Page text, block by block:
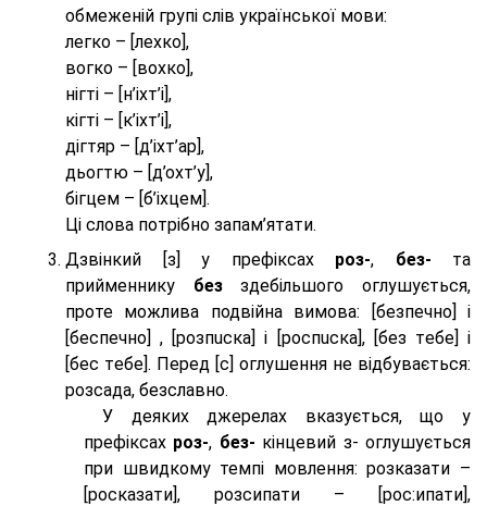
обмеженій групі слів української мови:
легко – [лехко],
вогко – [вохко],
нігті – [н’іхт’і],
кігті – [к’іхт’і],
дігтяр – [д’іхт’ар],
дьогтю – [д’охт’у],
бігцем – [б’іхцем].
Ці слова потрібно запам’ятати.
Дзвінкий [з] у префіксах роз-, без- та
прийменнику безздебільшого оглушується,
проте можлива подвійна вимова: [безпeчно] і
[беспeчно] , [розпuска] і [роспuска], [без тeбе] і
[бес тeбе]. Перед [с] оглушення не відбувається:
розсада, безславно.
У деяких джерелах вказується, що у
префіксах роз-, без- кінцевий з- оглушується
при швидкому темпі мовлення: розказати –
[росказати], розсипати – [роc:ипати],